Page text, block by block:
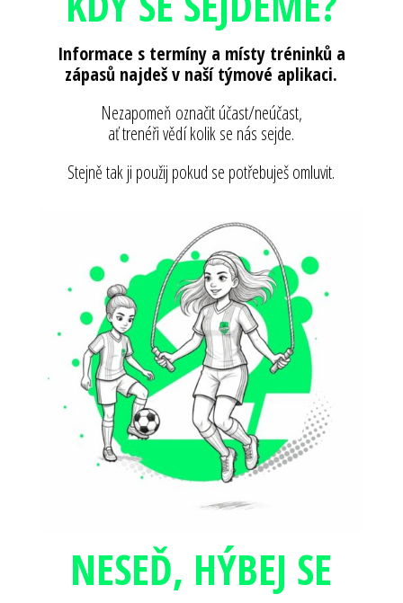
Informace s termíny a místy tréninků a
zápasů najdeš v naší týmové aplikaci.
Nezapomeň označit účast/neúčast,
ať trenéři vědí kolik se nás sejde.
Stejně tak ji použij pokud se potřebuješ omluvit.
NESEĎ, HÝBEJ SE